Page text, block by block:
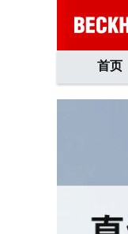
首页